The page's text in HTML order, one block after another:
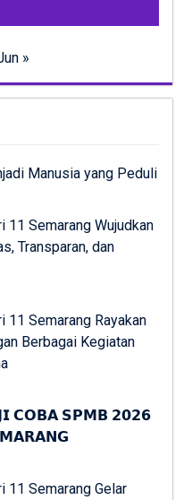
»
Manusia yang Peduli
11 Semarang Wujudkan
Transparan, dan
11 Semarang Rayakan
Berbagai Kegiatan
𝗖𝗢𝗕𝗔 𝗦𝗣𝗠𝗕 𝟮𝟬𝟮𝟲
11 Semarang Gelar